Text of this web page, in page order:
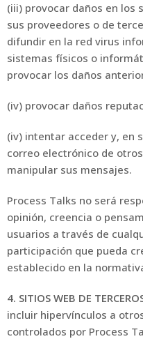
(iii) provocar daños en los
sus proveedores o de
difundir en la red virus
sistemas físicos o
provocar los daños
(iv) provocar daños
(iv) intentar acceder y, en
correo electrónico de
manipular sus mensajes.
Process Talks no será
opinión, creencia o
usuarios a través de
participación que pueda
establecido en la
4. SITIOS WEB DE
incluir hipervínculos a
controlados por Process